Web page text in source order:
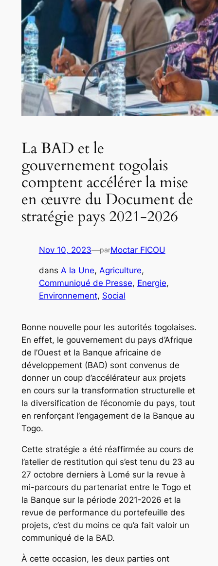
La BAD et le
gouvernement togolais
comptent accélérer la mise
en œuvre du Document de
stratégie pays 2021-2026
Nov 10, 2023—parMoctar FICOU
dans A la Une, Agriculture
Communiqué de Presse, Energie
Environnement, Social
Bonne nouvelle pour les autorités togolaises.
En effet, le gouvernement du pays d’Afrique
de l’Ouest et la Banque africaine de
développement (BAD) sont convenus de
donner un coup d’accélérateur aux projets
en cours sur la transformation structurelle et
la diversification de l’économie du pays, tout
en renforçant l’engagement de la Banque au
Togo.
Cette stratégie a été réaffirmée au cours de
l’atelier de restitution qui s’est tenu du 23 au
27 octobre derniers à Lomé sur la revue à
mi-parcours du partenariat entre le Togo et
la Banque sur la période 2021-2026 et la
revue de performance du portefeuille des
projets, c’est du moins ce qu’a fait valoir un
communiqué de la BAD.
À cette occasion, les deux parties ont